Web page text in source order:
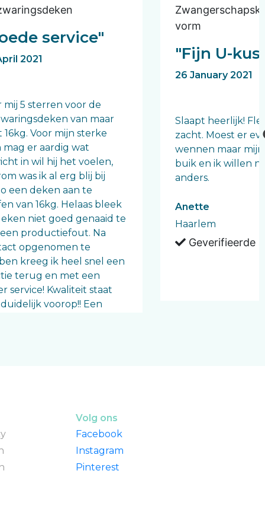
service"
2021
mij 5 sterren voor de
van maar
16kg. Voor mijn sterke
mag er aardig wat
in wil hij het voelen,
was ik al erg blij bij
een deken aan te
van 16kg. Helaas bleek
niet goed genaaid te
productiefout. Na
opgenomen te
kreeg ik heel snel een
terug en met een
service! Kwaliteit staat
voorop!! Een
vorm
"Fijn U-
26 January 2021
Slaapt heerlijk!
zacht. Moest er
wennen maar
buik en ik willen
anders.
Anette
Haarlem
Geverifieerde
Volg ons
Facebook
Instagram
Pinterest